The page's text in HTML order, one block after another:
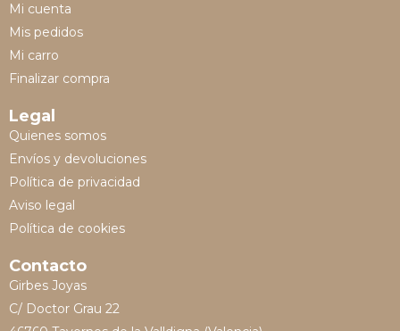
Mi cuenta
Mis pedidos
Mi carro
Finalizar compra
Legal
Quienes somos
Envíos y devoluciones
Política de privacidad
Aviso legal
Política de cookies
Contacto
Girbes Joyas
C/ Doctor Grau 22